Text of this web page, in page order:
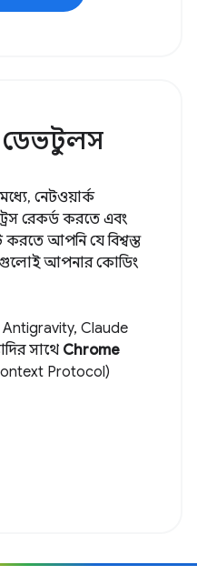
ডেভটুলস
নেটওয়ার্ক
রেকর্ড করতে এবং
করতে আপনি যে বিশ্বস্ত
আপনার কোডিং
Claude
সাথে Chrome
Protocol)